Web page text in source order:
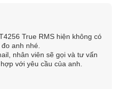
mV đến 1000 V
600V & Lo: 80V – 600V
60.00 MΩ, 6 thang đo; độ
mF, 5 thang đo; độ chính
True RMS hiện không có
anh nhé.
nhân viên sẽ gọi và tư vấn
với yêu cầu của anh.